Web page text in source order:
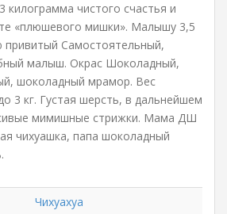
килограмма чистого счастья и
«плюшевого мишки». Малышу 3,5
привитый Самостоятельный,
малыш. Окрас Шоколадный,
шоколадный мрамор. Вес
3 кг. Густая шерсть, в дальнейшем
мимишные стрижки. Мама ДШ
чихуашка, папа шоколадный
Чихуахуа